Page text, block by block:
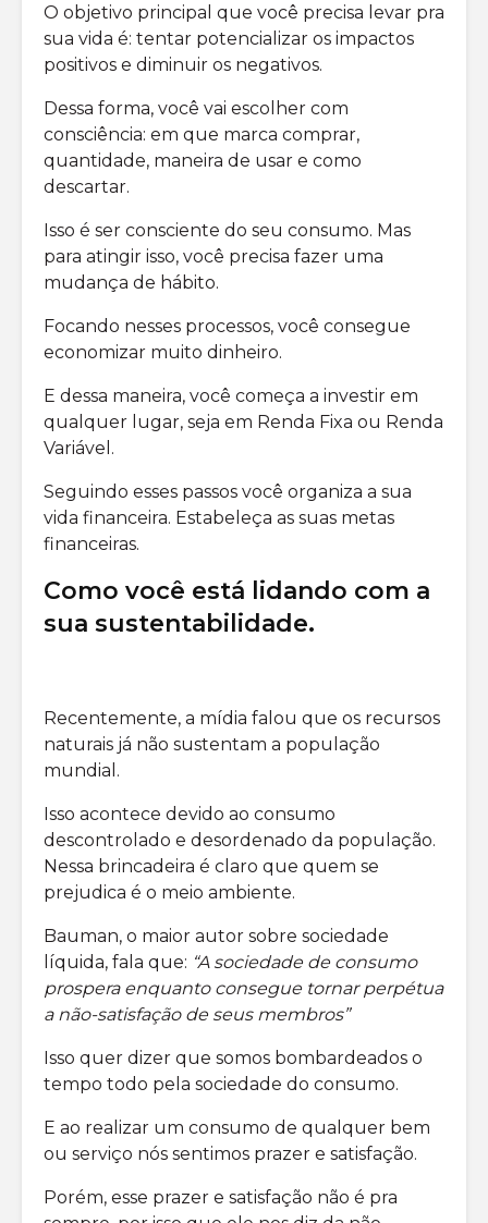
O objetivo principal que você precisa levar pra
sua vida é: tentar potencializar os impactos
positivos e diminuir os negativos.
Dessa forma, você vai escolher com
consciência: em que marca comprar,
quantidade, maneira de usar e como
descartar.
Isso é ser consciente do seu consumo. Mas
para atingir isso, você precisa fazer uma
mudança de hábito.
Focando nesses processos, você consegue
economizar muito dinheiro.
E dessa maneira, você começa a investir em
qualquer lugar, seja em Renda Fixa ou Renda
Variável.
Seguindo esses passos você organiza a sua
vida financeira. Estabeleça as suas metas
financeiras.
Como você está lidando com a
sua sustentabilidade.
Recentemente, a mídia falou que os recursos
naturais já não sustentam a população
mundial.
Isso acontece devido ao consumo
descontrolado e desordenado da população.
Nessa brincadeira é claro que quem se
prejudica é o meio ambiente.
Bauman, o maior autor sobre sociedade
líquida, fala que: “A sociedade de consumo
prospera enquanto consegue tornar perpétua
a não-satisfação de seus membros”
Isso quer dizer que somos bombardeados o
tempo todo pela sociedade do consumo.
E ao realizar um consumo de qualquer bem
ou serviço nós sentimos prazer e satisfação.
Porém, esse prazer e satisfação não é pra